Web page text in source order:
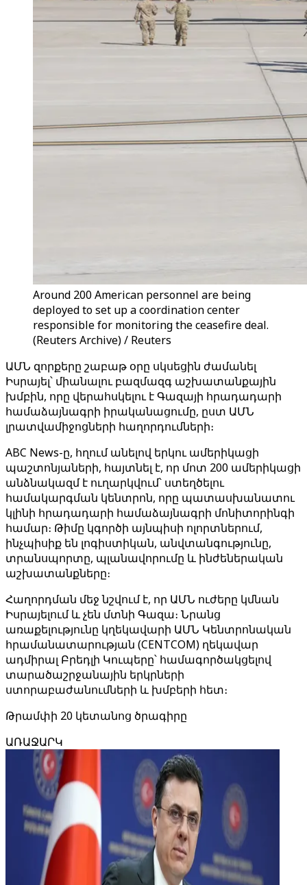
Around 200 American personnel are being
deployed to set up a coordination center
responsible for monitoring the ceasefire deal.
(Reuters Archive) / Reuters
ԱՄՆ զորքերը շաբաթ օրը սկսեցին ժամանել
Իսրայել՝ միանալու բազմազգ աշխատանքային
խմբին, որը վերահսկելու է Գազայի հրադադարի
համաձայնագրի իրականացումը, ըստ ԱՄՆ
լրատվամիջոցների հաղորդումների։
ABC News-ը, հղում անելով երկու ամերիկացի
պաշտոնյաների, հայտնել է, որ մոտ 200 ամերիկացի
անձնակազմ է ուղարկվում՝ ստեղծելու
համակարգման կենտրոն, որը պատասխանատու
կլինի հրադադարի համաձայնագրի մոնիտորինգի
համար։ Թիմը կգործի այնպիսի ոլորտներում,
ինչպիսիք են լոգիստիկան, անվտանգությունը,
տրանսպորտը, պլանավորումը և ինժեներական
աշխատանքները։
Հաղորդման մեջ նշվում է, որ ԱՄՆ ուժերը կմնան
Իսրայելում և չեն մտնի Գազա։ Նրանց
առաքելությունը կղեկավարի ԱՄՆ Կենտրոնական
հրամանատարության (CENTCOM) ղեկավար
ադմիրալ Բրեդլի Կուպերը՝ համագործակցելով
տարածաշրջանային երկրների
ստորաբաժանումների և խմբերի հետ։
Թրամփի 20 կետանոց ծրագիրը
ԱՌԱՋԱՐԿ